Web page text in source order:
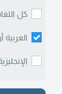
كل
العربية